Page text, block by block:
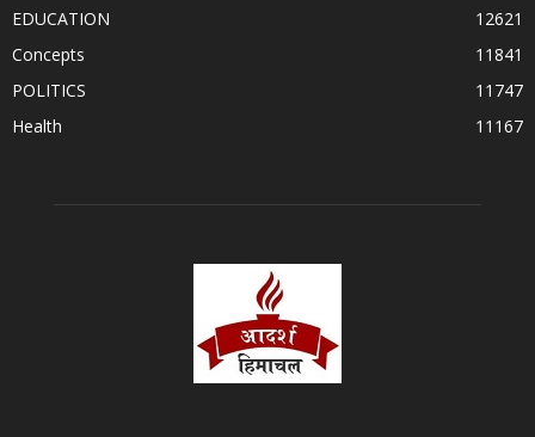
EDUCATION
12621
Concepts
11841
POLITICS
11747
Health
11167